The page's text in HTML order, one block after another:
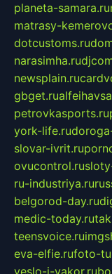
planeta-samara.ru
matrasy-
dotcustoms.ru
narasimha.ru
newsplain.ru
gbget.ru
petrovkasports.ru
york-life.ru
slovar-ivrit.ru
ovucontrol.ru
ru-industriya.ru
belgorod-day.ru
medic-today.ru
teensvoice.ru
eva-elfie.rufoto-
veslo-i-yakor.ru